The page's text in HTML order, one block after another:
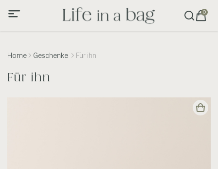
0
Home Geschenke Für ihn
Für ihn